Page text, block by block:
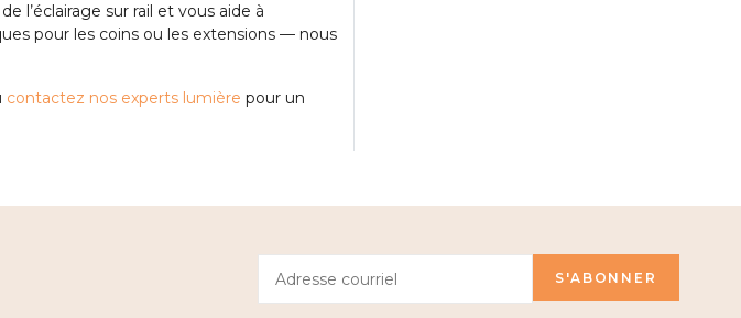
l’éclairage sur rail et vous aide à
pour les coins ou les extensions — nous
contactez nos experts lumière pour un
S'ABONNER